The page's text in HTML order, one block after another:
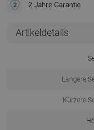
2 Jahre Garantie
Artikeldetails
Längere
Kürzere